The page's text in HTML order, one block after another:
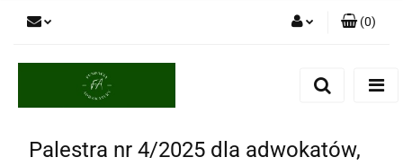
(0)
Palestra nr 4/2025 dla adwokatów,